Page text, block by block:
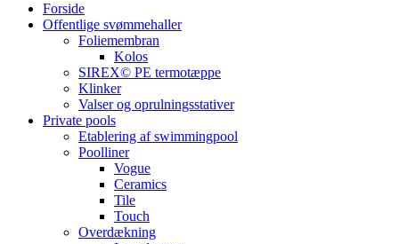
Forside
Offentlige svømmehaller
Foliemembran
Kolos
SIREX© PE termotæppe
Klinker
Valser og oprulningsstativer
Private pools
Etablering af swimmingpool
Poolliner
Vogue
Ceramics
Tile
Touch
Overdækning